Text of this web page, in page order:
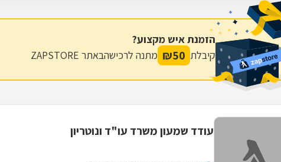
הזמנת איש מקצוע?
קיבלת 50
₪ מתנה לרכישהבאתר ZAPSTORE
עודד שמעון משרד עו"ד ונוטריון